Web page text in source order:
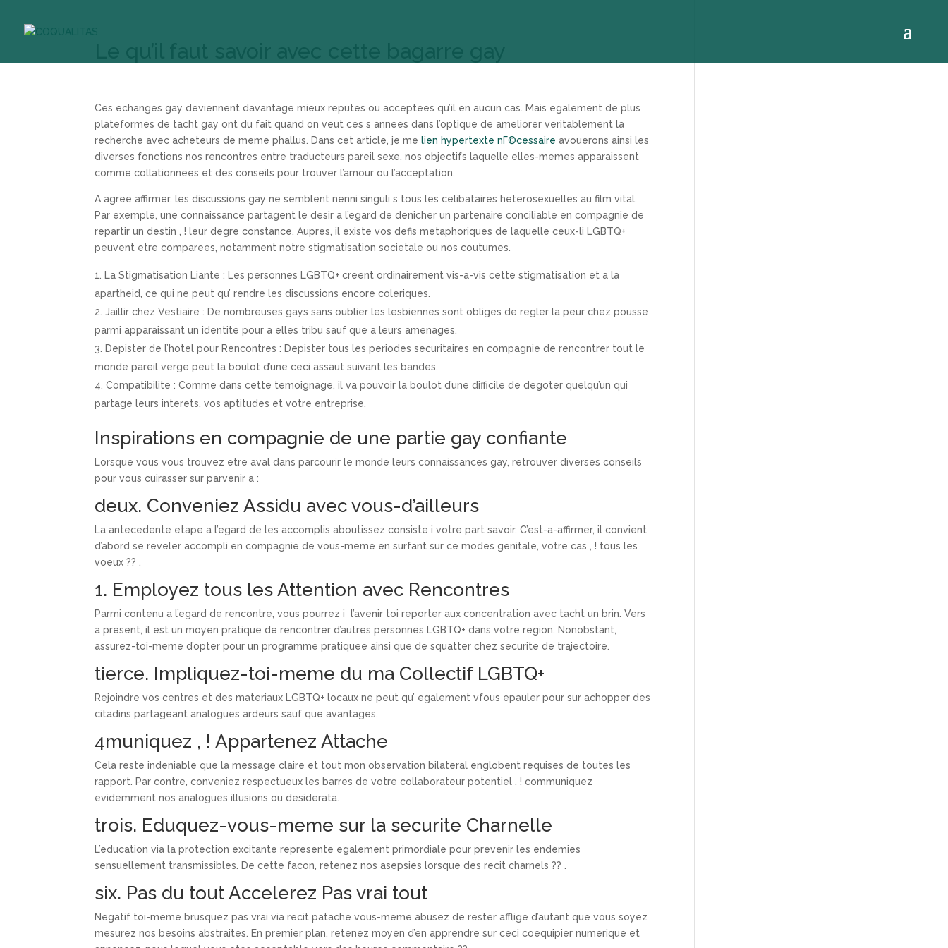
Ces echanges gay deviennent davantage mieux reputes ou acceptees qu’il en aucun cas. Mais egalement de plus
plateformes de tacht gay ont du fait quand on veut ces s annees dans l’optique de ameliorer veritablement la
recherche avec acheteurs de meme phallus. Dans cet article, je me lien hypertexte nГ©cessaire avouerons ainsi les
diverses fonctions nos rencontres entre traducteurs pareil sexe, nos objectifs laquelle elles-memes apparaissent
comme collationnees et des conseils pour trouver l’amour ou l’acceptation.
A agree affirmer, les discussions gay ne semblent nenni singuli s tous les celibataires heterosexuelles au film vital.
Par exemple, une connaissance partagent le desir a l’egard de denicher un partenaire conciliable en compagnie de
repartir un destin , ! leur degre constance. Aupres, il existe vos defis metaphoriques de laquelle ceux-li LGBTQ+
peuvent etre comparees, notamment notre stigmatisation societale ou nos coutumes.
La Stigmatisation Liante : Les personnes LGBTQ+ creent ordinairement vis-a-vis cette stigmatisation et a la
apartheid, ce qui ne peut qu’ rendre les discussions encore coleriques.
Jaillir chez Vestiaire : De nombreuses gays sans oublier les lesbiennes sont obliges de regler la peur chez pousse
parmi apparaissant un identite pour a elles tribu sauf que a leurs amenages.
Depister de l’hotel pour Rencontres : Depister tous les periodes securitaires en compagnie de rencontrer tout le
monde pareil verge peut la boulot d’une ceci assaut suivant les bandes.
Compatibilite : Comme dans cette temoignage, il va pouvoir la boulot d’une difficile de degoter quelqu’un qui
partage leurs interets, vos aptitudes et votre entreprise.
Inspirations en compagnie de une partie gay confiante
Lorsque vous vous trouvez etre aval dans parcourir le monde leurs connaissances gay, retrouver diverses conseils
pour vous cuirasser sur parvenir a :
deux. Conveniez Assidu avec vous-d’ailleurs
La antecedente etape a l’egard de les accomplis aboutissez consiste i votre part savoir. C’est-a-affirmer, il convient
d’abord se reveler accompli en compagnie de vous-meme en surfant sur ce modes genitale, votre cas , ! tous les
voeux ?? .
1. Employez tous les Attention avec Rencontres
Parmi contenu a l’egard de rencontre, vous pourrez i l’avenir toi reporter aux concentration avec tacht un brin. Vers
a present, il est un moyen pratique de rencontrer d’autres personnes LGBTQ+ dans votre region. Nonobstant,
assurez-toi-meme d’opter pour un programme pratiquee ainsi que de squatter chez securite de trajectoire.
tierce. Impliquez-toi-meme du ma Collectif LGBTQ+
Rejoindre vos centres et des materiaux LGBTQ+ locaux ne peut qu’ egalement vfous epauler pour sur achopper des
citadins partageant analogues ardeurs sauf que avantages.
4muniquez , ! Appartenez Attache
Cela reste indeniable que la message claire et tout mon observation bilateral englobent requises de toutes les
rapport. Par contre, conveniez respectueux les barres de votre collaborateur potentiel , ! communiquez
evidemment nos analogues illusions ou desiderata.
trois. Eduquez-vous-meme sur la securite Charnelle
L’education via la protection excitante represente egalement primordiale pour prevenir les endemies
sensuellement transmissibles. De cette facon, retenez nos asepsies lorsque des recit charnels ?? .
six. Pas du tout Accelerez Pas vrai tout
Negatif toi-meme brusquez pas vrai via recit patache vous-meme abusez de rester afflige d’autant que vous soyez
mesurez nos besoins abstraites. En premier plan, retenez moyen d’en apprendre sur ceci coequipier numerique et